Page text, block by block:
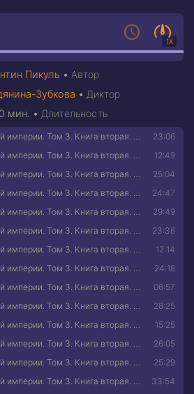
1X
Пикуль • Автор
Зубкова • Диктор
мин. •Длительность
23:06
На задворках Великой империи. Том 3. Книга вторая. Белая ворона 01
12:49
На задворках Великой империи. Том 3. Книга вторая. Белая ворона 02
25:04
На задворках Великой империи. Том 3. Книга вторая. Белая ворона 03
24:47
На задворках Великой империи. Том 3. Книга вторая. Белая ворона 04
29:49
На задворках Великой империи. Том 3. Книга вторая. Белая ворона 05
23:36
На задворках Великой империи. Том 3. Книга вторая. Белая ворона 06
12:14
На задворках Великой империи. Том 3. Книга вторая. Белая ворона 07
24:18
На задворках Великой империи. Том 3. Книга вторая. Белая ворона 08
06:57
На задворках Великой империи. Том 3. Книга вторая. Белая ворона 09
28:25
На задворках Великой империи. Том 3. Книга вторая. Белая ворона 10
15:25
На задворках Великой империи. Том 3. Книга вторая. Белая ворона 11
26:05
На задворках Великой империи. Том 3. Книга вторая. Белая ворона 12
25:29
На задворках Великой империи. Том 3. Книга вторая. Белая ворона 13
33:54
На задворках Великой империи. Том 3. Книга вторая. Белая ворона 14